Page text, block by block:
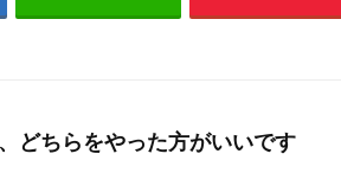
どちらをやった方がいいです